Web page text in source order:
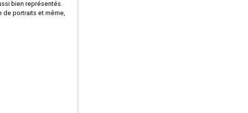
bien représentés.
de portraits et même,